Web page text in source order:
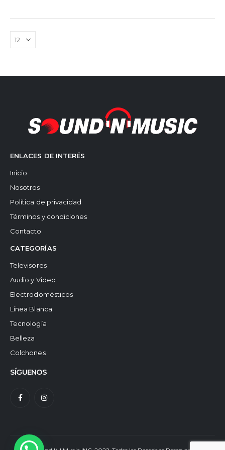
ENLACES DE INTERÉS
Inicio
Nosotros
Política de privacidad
Términos y condiciones
Contacto
CATEGORÍAS
Televisores
Audio y Video
Electrodomésticos
Línea Blanca
Tecnología
Belleza
Colchones
SÍGUENOS